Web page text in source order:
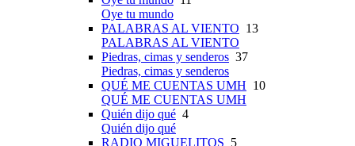
Oye tu mundo
PALABRAS AL VIENTO 13
PALABRAS AL VIENTO
Piedras, cimas y senderos 37
Piedras, cimas y senderos
QUÉ ME CUENTAS UMH 10
QUÉ ME CUENTAS UMH
Quién dijo qué 4
Quién dijo qué
RADIO MIGUELITOS 5